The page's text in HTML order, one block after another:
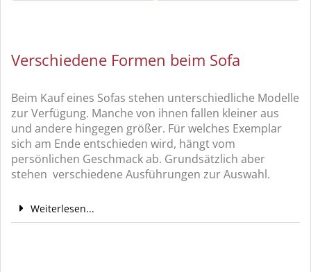
Verschiedene Formen beim Sofa
Beim Kauf eines Sofas stehen unterschiedliche Modelle
zur Verfügung. Manche von ihnen fallen kleiner aus
und andere hingegen größer. Für welches Exemplar
sich am Ende entschieden wird, hängt vom
persönlichen Geschmack ab. Grundsätzlich aber
stehen verschiedene Ausführungen zur Auswahl.
Weiterlesen...